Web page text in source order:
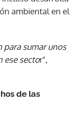
ambiental en el
para sumar unos
ese sector",
de las